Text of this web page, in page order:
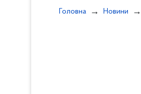
Головна Новини